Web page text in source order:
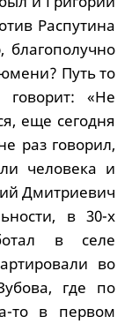
Распутина
благополучно
Путь то
«Не
еще сегодня
раз говорил,
человека и
Дмитриевич
в 30-х
в селе
во
где по
то в первом